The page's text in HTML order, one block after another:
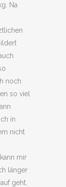
Na
noch
so viel
in
nicht
mir
länger
geht,